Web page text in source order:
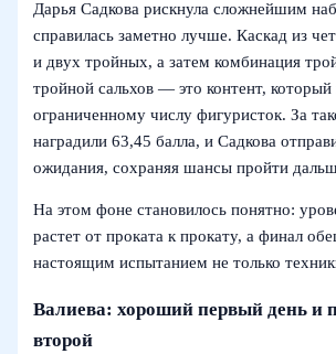
Дарья Садкова рискнула сложнейшим
справилась заметно лучше. Каскад из
и двух тройных, а затем комбинация
тройной сальхов — это контент, который
ограниченному числу фигуристок. За
наградили 63,45 балла, и Садкова
ожидания, сохраняя шансы пройти
На этом фоне становилось понятно:
растет от проката к прокату, а финал
настоящим испытанием не только
Валиева: хороший первый день и
второй